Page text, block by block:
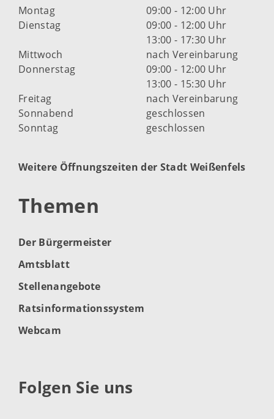
Montag
09:00 - 12:00 Uhr
Dienstag
09:00 - 12:00 Uhr
13:00 - 17:30 Uhr
Mittwoch
nach Vereinbarung
Donnerstag
09:00 - 12:00 Uhr
13:00 - 15:30 Uhr
Freitag
nach Vereinbarung
Sonnabend
geschlossen
Sonntag
geschlossen
Weitere Öffnungszeiten der Stadt Weißenfels
Themen
Der Bürgermeister
Amtsblatt
Stellenangebote
Ratsinformationssystem
Webcam
Folgen Sie uns